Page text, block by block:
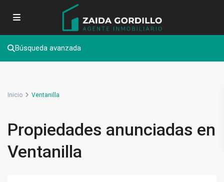
Búsqueda avanzada
Inicio Ventanilla
Propiedades anunciadas en
Ventanilla